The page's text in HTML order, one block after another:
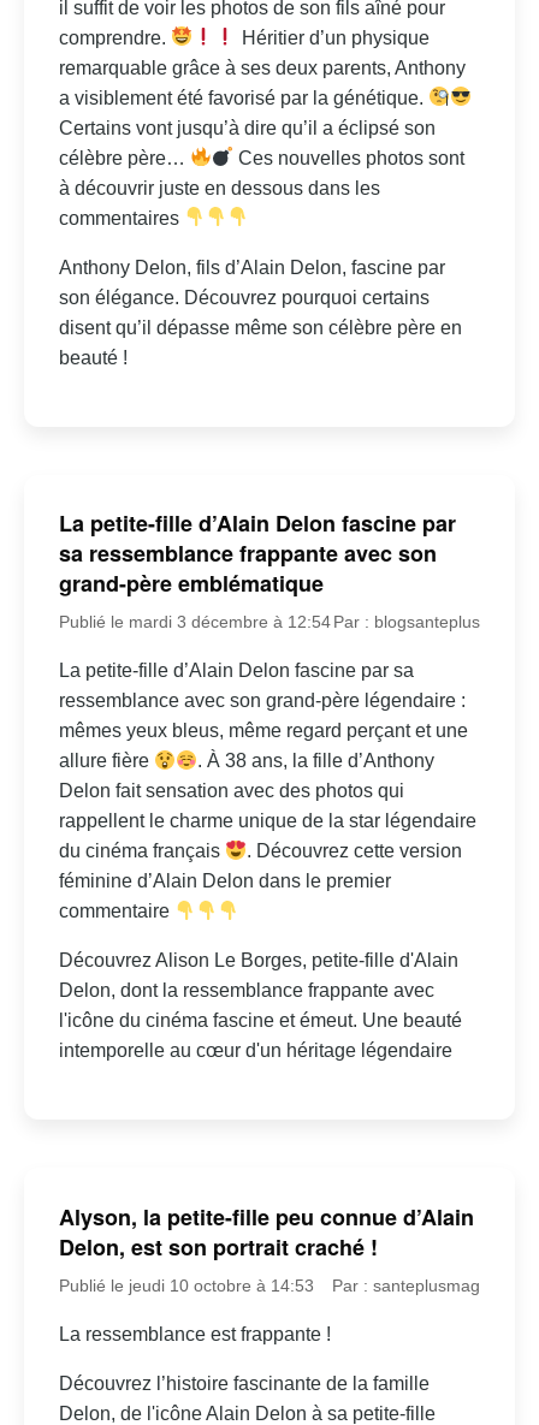
il suffit de voir les photos de son fils aîné pour
comprendre.
Héritier d’un physique
remarquable grâce à ses deux parents, Anthony
a visiblement été favorisé par la génétique.
Certains vont jusqu’à dire qu’il a éclipsé son
célèbre père…
Ces nouvelles photos sont
à découvrir juste en dessous dans les
commentaires
Anthony Delon, fils d’Alain Delon, fascine par
son élégance. Découvrez pourquoi certains
disent qu’il dépasse même son célèbre père en
beauté !
La petite-fille d’Alain Delon fascine par
sa ressemblance frappante avec son
grand-père emblématique
Publié le mardi 3 décembre à 12:54 Par : blogsanteplus
La petite-fille d’Alain Delon fascine par sa
ressemblance avec son grand-père légendaire :
mêmes yeux bleus, même regard perçant et une
allure fière
. À 38 ans, la fille d’Anthony
Delon fait sensation avec des photos qui
rappellent le charme unique de la star légendaire
du cinéma français
. Découvrez cette version
féminine d’Alain Delon dans le premier
commentaire
Découvrez Alison Le Borges, petite-fille d'Alain
Delon, dont la ressemblance frappante avec
l'icône du cinéma fascine et émeut. Une beauté
intemporelle au cœur d'un héritage légendaire
Alyson, la petite-fille peu connue d’Alain
Delon, est son portrait craché !
Publié le jeudi 10 octobre à 14:53 Par : santeplusmag
La ressemblance est frappante !
Découvrez l’histoire fascinante de la famille
Delon, de l'icône Alain Delon à sa petite-fille